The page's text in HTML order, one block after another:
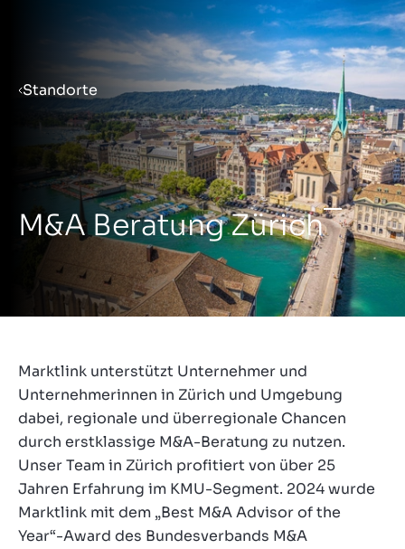
Menu
Verkaufsvorbereitung
Unternehmen verkaufen
Unternehmen kaufen
Insights
Über uns
Kontakt
CH
Standorte
M&A Beratung Zürich
Marktlink unterstützt Unternehmer und
Unternehmerinnen in Zürich und Umgebung
dabei, regionale und überregionale Chancen
durch erstklassige M&A-Beratung zu nutzen.
Unser Team in Zürich profitiert von über 25
Jahren Erfahrung im KMU-Segment. 2024 wurde
Marktlink mit dem „Best M&A Advisor of the
Year“-Award des Bundesverbands M&A